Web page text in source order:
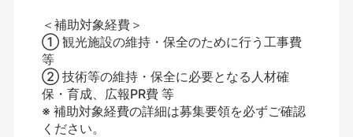
＜補助対象経費＞
① 観光施設の維持・保全のために行う工事費
等
② 技術等の維持・保全に必要となる人材確
保・育成、広報PR費 等
※ 補助対象経費の詳細は募集要領を必ずご確認
ください。